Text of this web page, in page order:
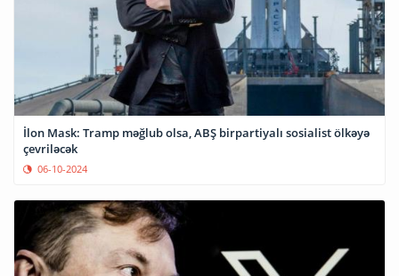
İlon Mask: Tramp məğlub olsa, ABŞ birpartiyalı sosialist ölkəyə
çevriləcək
06-10-2024